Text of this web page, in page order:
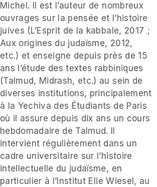
Michel. Il est l’auteur de nombreux
ouvrages sur la pensée et l’histoire
juives (L’Esprit de la kabbale, 2017 ;
Aux origines du judaïsme, 2012,
etc.) et enseigne depuis près de 15
ans l’étude des textes rabbiniques
(Talmud, Midrash, etc.) au sein de
diverses institutions, principalement
à la Yechiva des Étudiants de Paris
où il assure depuis dix ans un cours
hebdomadaire de Talmud. Il
intervient régulièrement dans un
cadre universitaire sur l’histoire
intellectuelle du judaïsme, en
particulier à l’Institut Elie Wiesel, au